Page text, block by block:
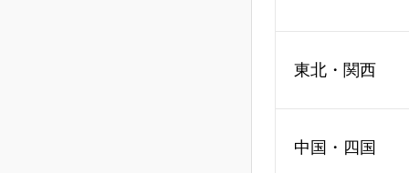
東北・関西
中国・四国